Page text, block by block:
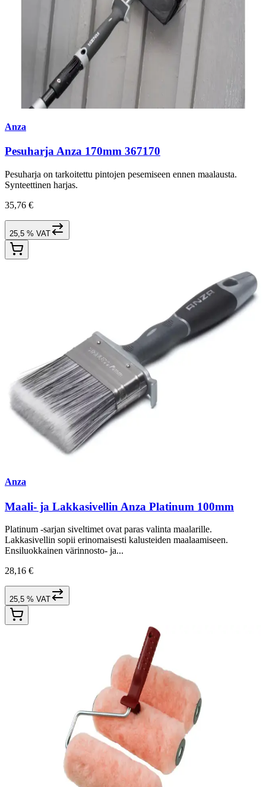
Anza
Pesuharja Anza 170mm 367170
Pesuharja on tarkoitettu pintojen pesemiseen ennen maalausta.
Synteettinen harjas.
35,76 €
25,5 % VAT
Anza
Maali- ja Lakkasivellin Anza Platinum 100mm
Platinum -sarjan siveltimet ovat paras valinta maalarille.
Lakkasivellin sopii erinomaisesti kalusteiden maalaamiseen.
Ensiluokkainen värinnosto- ja...
28,16 €
25,5 % VAT